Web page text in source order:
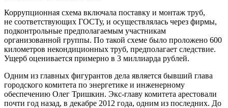
Коррупционная схема включала поставку и монтаж труб,
не соответствующих ГОСТу, и осуществлялась через фирмы,
подконтрольные предполагаемым участникам
организованной группы. По такой схеме было проложено 600
километров некондиционных труб, предполагает следствие.
Ущерб оценивается примерно в 3 миллиарда рублей.
Одним из главных фигурантов дела является бывший глава
городского комитета по энергетике и инженерному
обеспечению Олег Тришкин. Экс-главу комитета арестовали
почти год назад, в декабре 2012 года, одним из последних. До